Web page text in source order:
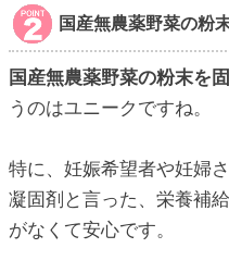
国産無農薬野菜の粉
国産無農薬野菜の粉末を
うのはユニークですね。
特に、妊娠希望者や妊婦
凝固剤と言った、栄養補
がなくて安心です。